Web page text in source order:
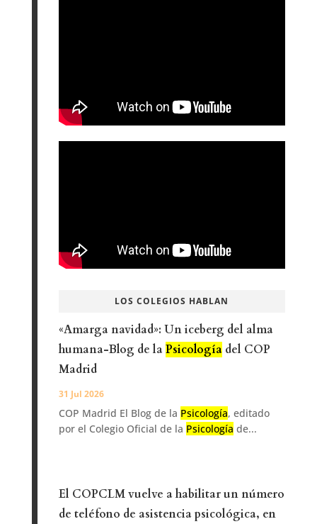
LOS COLEGIOS HABLAN
«Amarga navidad»: Un iceberg del alma
humana-Blog de laPsicologíadel COP
Madrid
31 Jul 2026
COP Madrid El Blog de la Psicología, editado
por el Colegio Oficial de la Psicología de...
El COPCLM vuelve a habilitar un número
de teléfono de asistencia psicológica, en